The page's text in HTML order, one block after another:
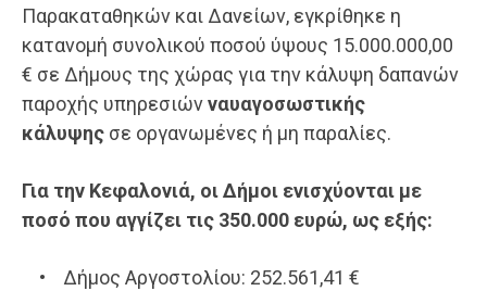
Παρακαταθηκών και Δανείων, εγκρίθηκε η
κατανομή συνολικού ποσού ύψους 15.000.000,00
€ σε Δήμους της χώρας για την κάλυψη δαπανών
παροχής υπηρεσιώνναυαγοσωστικής
κάλυψης σε οργανωμένες ή μη παραλίες.
Για την Κεφαλονιά, οι Δήμοι ενισχύονται με
ποσό που αγγίζει τις 350.000 ευρώ, ως εξής:
• Δήμος Αργοστολίου: 252.561,41 €